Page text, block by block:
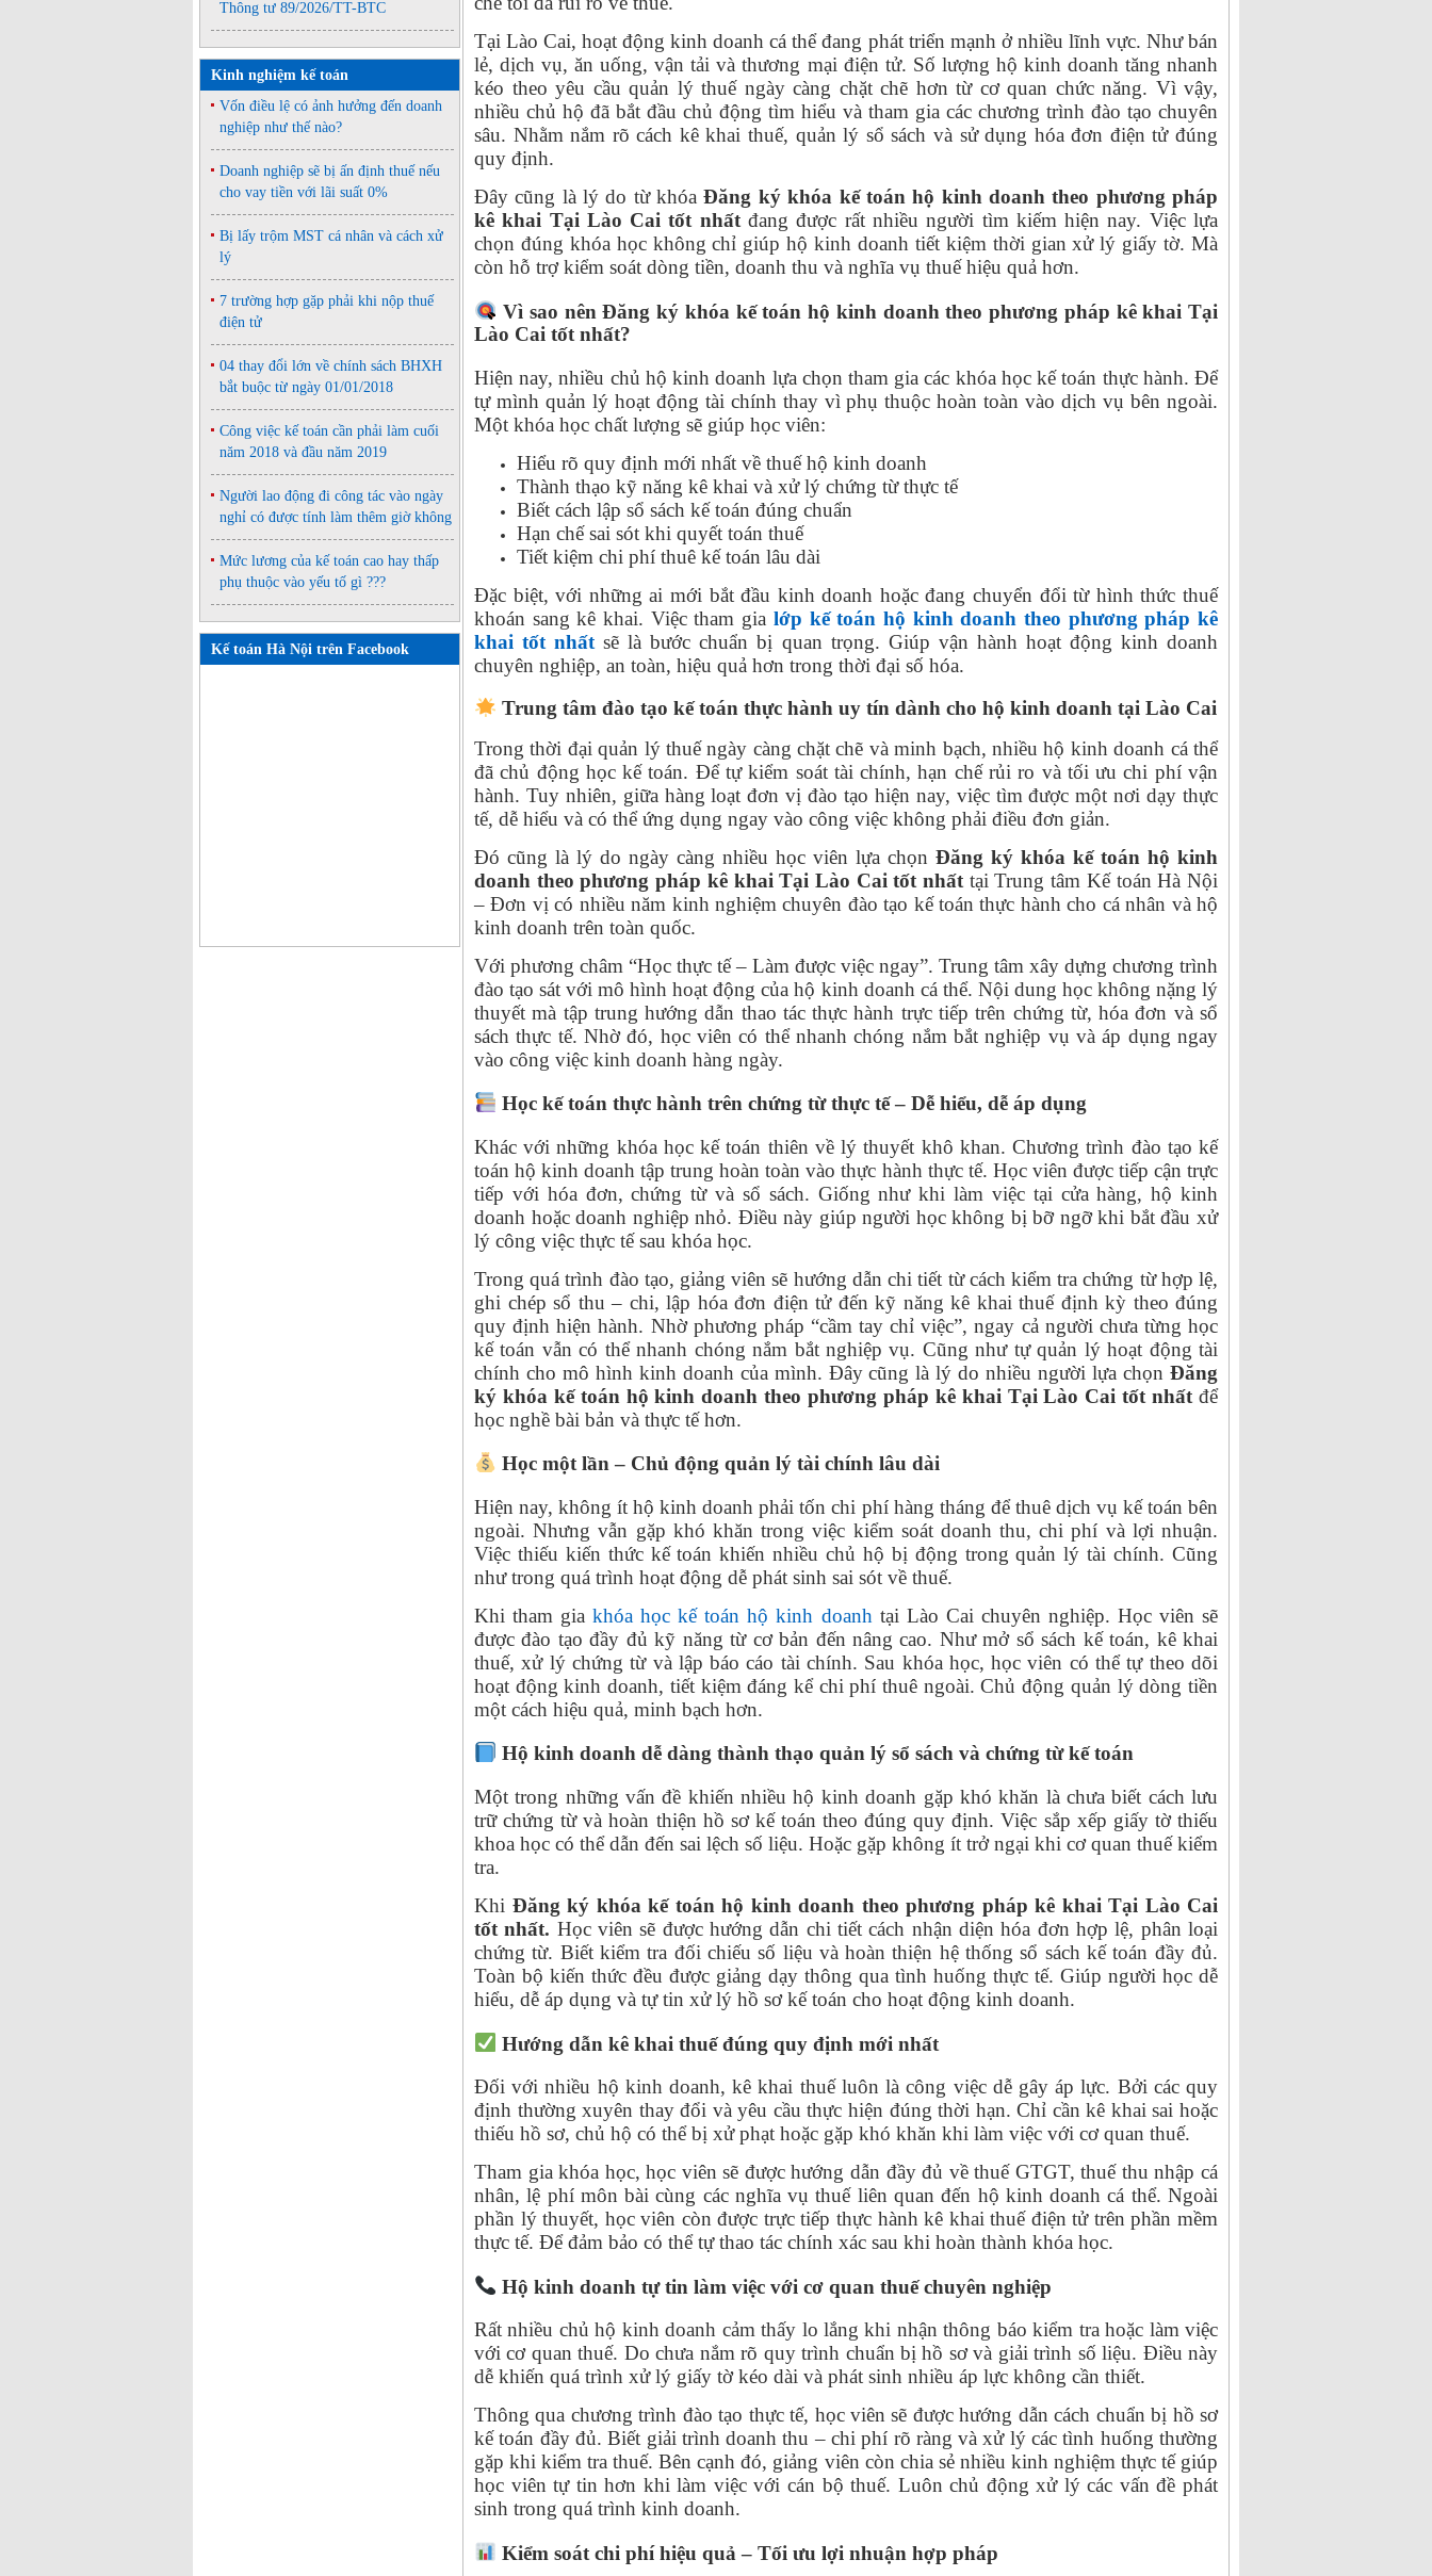
Thông tư 89/2026/TT-BTC
Kinh nghiệm kế toán
Vốn điều lệ có ảnh hưởng đến doanh
nghiệp như thế nào?
Doanh nghiệp sẽ bị ấn định thuế nếu
cho vay tiền với lãi suất 0%
Bị lấy trộm MST cá nhân và cách xử
lý
7 trường hợp gặp phải khi nộp thuế
điện tử
04 thay đổi lớn về chính sách BHXH
bắt buộc từ ngày 01/01/2018
Công việc kế toán cần phải làm cuối
năm 2018 và đầu năm 2019
Người lao động đi công tác vào ngày
nghỉ có được tính làm thêm giờ không
Mức lương của kế toán cao hay thấp
phụ thuộc vào yếu tố gì ???
Kế toán Hà Nội trên Facebook
Tại Lào Cai, hoạt động kinh doanh cá thể đang phát triển mạnh ở nhiều lĩnh vực. Như bán
lẻ, dịch vụ, ăn uống, vận tải và thương mại điện tử. Số lượng hộ kinh doanh tăng nhanh
kéo theo yêu cầu quản lý thuế ngày càng chặt chẽ hơn từ cơ quan chức năng. Vì vậy,
nhiều chủ hộ đã bắt đầu chủ động tìm hiểu và tham gia các chương trình đào tạo chuyên
sâu. Nhằm nắm rõ cách kê khai thuế, quản lý sổ sách và sử dụng hóa đơn điện tử đúng
quy định.
Đây cũng là lý do từ khóaĐăng ký khóa kế toán hộ kinh doanh theo phương pháp
kê khai Tại Lào Cai tốt nhấtđang được rất nhiều người tìm kiếm hiện nay. Việc lựa
chọn đúng khóa học không chỉ giúp hộ kinh doanh tiết kiệm thời gian xử lý giấy tờ. Mà
còn hỗ trợ kiểm soát dòng tiền, doanh thu và nghĩa vụ thuế hiệu quả hơn.
Vì sao nên Đăng ký khóa kế toán hộ kinh doanh theo phương pháp kê khai Tại
Lào Cai tốt nhất?
Hiện nay, nhiều chủ hộ kinh doanh lựa chọn tham gia các khóa học kế toán thực hành. Để
tự mình quản lý hoạt động tài chính thay vì phụ thuộc hoàn toàn vào dịch vụ bên ngoài.
Một khóa học chất lượng sẽ giúp học viên:
Hiểu rõ quy định mới nhất về thuế hộ kinh doanh
Thành thạo kỹ năng kê khai và xử lý chứng từ thực tế
Biết cách lập sổ sách kế toán đúng chuẩn
Hạn chế sai sót khi quyết toán thuế
Tiết kiệm chi phí thuê kế toán lâu dài
Đặc biệt, với những ai mới bắt đầu kinh doanh hoặc đang chuyển đổi từ hình thức thuế
khoán sang kê khai. Việc tham gia lớp kế toán hộ kinh doanh theo phương pháp kê
khai tốt nhất sẽ là bước chuẩn bị quan trọng. Giúp vận hành hoạt động kinh doanh
chuyên nghiệp, an toàn, hiệu quả hơn trong thời đại số hóa.
Trung tâm đào tạo kế toán thực hành uy tín dành cho hộ kinh doanh tại Lào Cai
Trong thời đại quản lý thuế ngày càng chặt chẽ và minh bạch, nhiều hộ kinh doanh cá thể
đã chủ động học kế toán. Để tự kiểm soát tài chính, hạn chế rủi ro và tối ưu chi phí vận
hành. Tuy nhiên, giữa hàng loạt đơn vị đào tạo hiện nay, việc tìm được một nơi dạy thực
tế, dễ hiểu và có thể ứng dụng ngay vào công việc không phải điều đơn giản.
Đó cũng là lý do ngày càng nhiều học viên lựa chọn Đăng ký khóa kế toán hộ kinh
doanh theo phương pháp kê khai Tại Lào Cai tốt nhất tại Trung tâm Kế toán Hà Nội
– Đơn vị có nhiều năm kinh nghiệm chuyên đào tạo kế toán thực hành cho cá nhân và hộ
kinh doanh trên toàn quốc.
Với phương châm “Học thực tế – Làm được việc ngay”. Trung tâm xây dựng chương trình
đào tạo sát với mô hình hoạt động của hộ kinh doanh cá thể. Nội dung học không nặng lý
thuyết mà tập trung hướng dẫn thao tác thực hành trực tiếp trên chứng từ, hóa đơn và sổ
sách thực tế. Nhờ đó, học viên có thể nhanh chóng nắm bắt nghiệp vụ và áp dụng ngay
vào công việc kinh doanh hàng ngày.
Học kế toán thực hành trên chứng từ thực tế – Dễ hiểu, dễ áp dụng
Khác với những khóa học kế toán thiên về lý thuyết khô khan. Chương trình đào tạo kế
toán hộ kinh doanh tập trung hoàn toàn vào thực hành thực tế. Học viên được tiếp cận trực
tiếp với hóa đơn, chứng từ và sổ sách. Giống như khi làm việc tại cửa hàng, hộ kinh
doanh hoặc doanh nghiệp nhỏ. Điều này giúp người học không bị bỡ ngỡ khi bắt đầu xử
lý công việc thực tế sau khóa học.
Trong quá trình đào tạo, giảng viên sẽ hướng dẫn chi tiết từ cách kiểm tra chứng từ hợp lệ,
ghi chép sổ thu – chi, lập hóa đơn điện tử đến kỹ năng kê khai thuế định kỳ theo đúng
quy định hiện hành. Nhờ phương pháp “cầm tay chỉ việc”, ngay cả người chưa từng học
kế toán vẫn có thể nhanh chóng nắm bắt nghiệp vụ. Cũng như tự quản lý hoạt động tài
chính cho mô hình kinh doanh của mình. Đây cũng là lý do nhiều người lựa chọn Đăng
ký khóa kế toán hộ kinh doanh theo phương pháp kê khai Tại Lào Cai tốt nhất để
học nghề bài bản và thực tế hơn.
Học một lần – Chủ động quản lý tài chính lâu dài
Hiện nay, không ít hộ kinh doanh phải tốn chi phí hàng tháng để thuê dịch vụ kế toán bên
ngoài. Nhưng vẫn gặp khó khăn trong việc kiểm soát doanh thu, chi phí và lợi nhuận.
Việc thiếu kiến thức kế toán khiến nhiều chủ hộ bị động trong quản lý tài chính. Cũng
như trong quá trình hoạt động dễ phát sinh sai sót về thuế.
Khi tham giakhóa học kế toán hộ kinh doanh tại Lào Cai chuyên nghiệp. Học viên sẽ
được đào tạo đầy đủ kỹ năng từ cơ bản đến nâng cao. Như mở sổ sách kế toán, kê khai
thuế, xử lý chứng từ và lập báo cáo tài chính. Sau khóa học, học viên có thể tự theo dõi
hoạt động kinh doanh, tiết kiệm đáng kể chi phí thuê ngoài. Chủ động quản lý dòng tiền
một cách hiệu quả, minh bạch hơn.
Hộ kinh doanh dễ dàng thành thạo quản lý sổ sách và chứng từ kế toán
Một trong những vấn đề khiến nhiều hộ kinh doanh gặp khó khăn là chưa biết cách lưu
trữ chứng từ và hoàn thiện hồ sơ kế toán theo đúng quy định. Việc sắp xếp giấy tờ thiếu
khoa học có thể dẫn đến sai lệch số liệu. Hoặc gặp không ít trở ngại khi cơ quan thuế kiểm
tra.
Khi Đăng ký khóa kế toán hộ kinh doanh theo phương pháp kê khai Tại Lào Cai
tốt nhất. Học viên sẽ được hướng dẫn chi tiết cách nhận diện hóa đơn hợp lệ, phân loại
chứng từ. Biết kiểm tra đối chiếu số liệu và hoàn thiện hệ thống sổ sách kế toán đầy đủ.
Toàn bộ kiến thức đều được giảng dạy thông qua tình huống thực tế. Giúp người học dễ
hiểu, dễ áp dụng và tự tin xử lý hồ sơ kế toán cho hoạt động kinh doanh.
Hướng dẫn kê khai thuế đúng quy định mới nhất
Đối với nhiều hộ kinh doanh, kê khai thuế luôn là công việc dễ gây áp lực. Bởi các quy
định thường xuyên thay đổi và yêu cầu thực hiện đúng thời hạn. Chỉ cần kê khai sai hoặc
thiếu hồ sơ, chủ hộ có thể bị xử phạt hoặc gặp khó khăn khi làm việc với cơ quan thuế.
Tham gia khóa học, học viên sẽ được hướng dẫn đầy đủ về thuế GTGT, thuế thu nhập cá
nhân, lệ phí môn bài cùng các nghĩa vụ thuế liên quan đến hộ kinh doanh cá thể. Ngoài
phần lý thuyết, học viên còn được trực tiếp thực hành kê khai thuế điện tử trên phần mềm
thực tế. Để đảm bảo có thể tự thao tác chính xác sau khi hoàn thành khóa học.
Hộ kinh doanh tự tin làm việc với cơ quan thuế chuyên nghiệp
Rất nhiều chủ hộ kinh doanh cảm thấy lo lắng khi nhận thông báo kiểm tra hoặc làm việc
với cơ quan thuế. Do chưa nắm rõ quy trình chuẩn bị hồ sơ và giải trình số liệu. Điều này
dễ khiến quá trình xử lý giấy tờ kéo dài và phát sinh nhiều áp lực không cần thiết.
Thông qua chương trình đào tạo thực tế, học viên sẽ được hướng dẫn cách chuẩn bị hồ sơ
kế toán đầy đủ. Biết giải trình doanh thu – chi phí rõ ràng và xử lý các tình huống thường
gặp khi kiểm tra thuế. Bên cạnh đó, giảng viên còn chia sẻ nhiều kinh nghiệm thực tế giúp
học viên tự tin hơn khi làm việc với cán bộ thuế. Luôn chủ động xử lý các vấn đề phát
sinh trong quá trình kinh doanh.
Kiểm soát chi phí hiệu quả – Tối ưu lợi nhuận hợp pháp